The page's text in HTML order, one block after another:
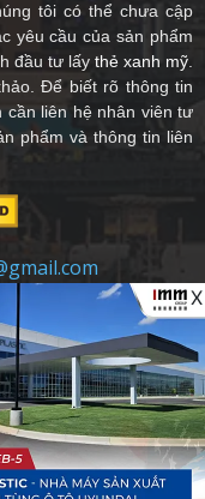
X
tôi có thể chưa cập
yêu cầu của sản phẩm
đầu tư lấy thẻ xanh mỹ
Để biết rõ thông tin
cần liên hệ nhân viên tư
phẩm và thông tin liên
tôi